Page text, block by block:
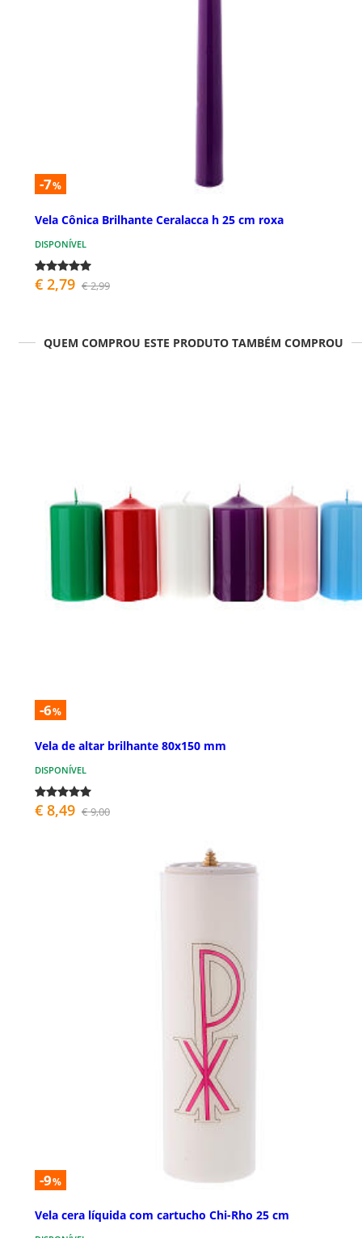
-7%
Vela Cônica Brilhante Ceralacca h 25 cm roxa
DISPONÍVEL
€ 2,79 € 2,99
QUEM COMPROU ESTE PRODUTO TAMBÉM COMPROU
-6%
Vela de altar brilhante 80x150 mm
DISPONÍVEL
€ 8,49 € 9,00
-9%
Vela cera líquida com cartucho Chi-Rho 25 cm